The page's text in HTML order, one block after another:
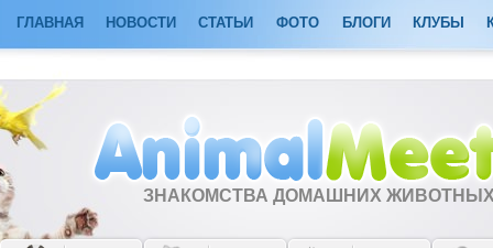
ГЛАВНАЯ НОВОСТИ СТАТЬИ ФОТО БЛОГИ КЛУБЫ
ЗНАКОМСТВА ДОМАШНИХ